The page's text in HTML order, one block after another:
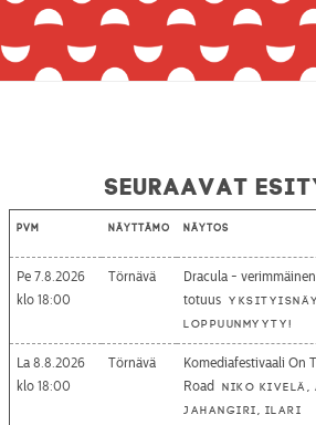
Seuraavat
Pvm Näyttämö Näytös
Pe 7.8.2026
18:00
Törnävä
Dracula - verimmäinen
totuus
loppuunmyyty!
La 8.8.2026
18:00
Törnävä
Komediafestivaali On
Road
Niko Kivelä,
Jahangiri, Ilari